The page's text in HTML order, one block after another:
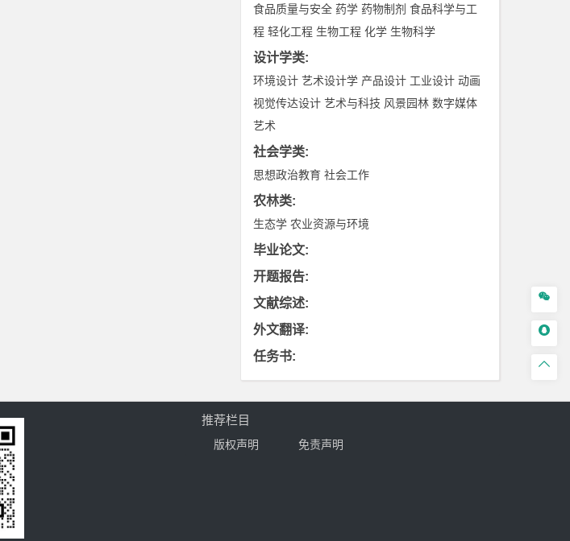
食品质量与安全 药学 药物制剂 食品科学与工
程 轻化工程 生物工程 化学 生物科学
设计学类:
环境设计 艺术设计学 产品设计 工业设计 动画
视觉传达设计 艺术与科技 风景园林 数字媒体
艺术
社会学类:
思想政治教育 社会工作
农林类:
生态学 农业资源与环境
毕业论文:
开题报告:
文献综述:
外文翻译:
任务书:



推荐栏目
版权声明 免责声明